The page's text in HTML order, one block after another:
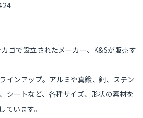
ゴで設立されたメーカー、K&Sが販売す
インアップ。アルミや真鍮、銅、ステン
シートなど、各種サイズ、形状の素材を
ています。